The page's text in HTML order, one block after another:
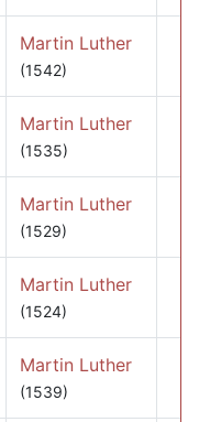
Martin Luther
(1542)
Martin Luther
(1535)
Martin Luther
(1529)
Martin Luther
(1524)
Martin Luther
(1539)